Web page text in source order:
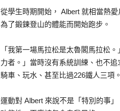
從學生時期開始， Albert 就相當熱
為了鍛鍊登山的體能而開始跑步。
「我第一場馬拉松是太魯閣馬拉松
力者。」當時沒有系統訓練、也不
騎車、玩水、甚至比過226鐵人三項。
運動對 Albert 來說不是「特別的事